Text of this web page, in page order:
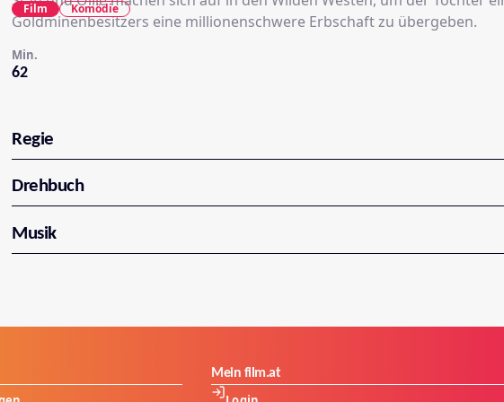
Goldminenbesitzers eine millionenschwere Erbschaft zu übergeben.
62
Min.
Film Komödie
Regie
Drehbuch
Musik
Mein film.at